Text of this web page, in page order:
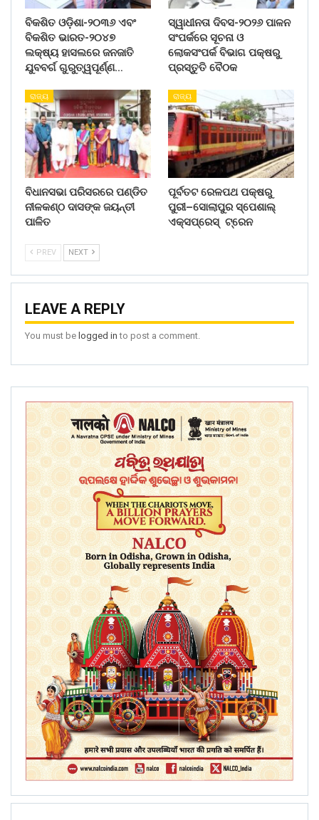
ବିକଶିତ ଓଡ଼ିଶା-୨୦୩୬ ଏବଂ
ବିକଶିତ ଭାରତ-୨୦୪୭
ଲକ୍ଷ୍ୟ ହାସଲରେ ଜନଜାତି
ଯୁବବର୍ଗ ଗୁରୁତ୍ୱପୂର୍ଣ୍ଣ…
ସ୍ୱାଧୀନତା ଦିବସ-୨୦୨୬ ପାଳନ
ସଂପର୍କରେ ସୂଚନା ଓ
ଲୋକସଂପର୍କ ବିଭାଗ ପକ୍ଷରୁ
ପ୍ରସ୍ତୁତି ବୈଠକ
ରାଜ୍ୟ
ବିଧାନସଭା ପରିସରରେ ପଣ୍ଡିତ
ନୀଳକଣ୍ଠ ଦାସଙ୍କ ଜୟନ୍ତୀ
ପାଳିତ
ରାଜ୍ୟ
ପୂର୍ବତଟ ରେଳପଥ ପକ୍ଷରୁ
ପୁରୀ–ସୋଲାପୁର ସ୍ପେଶାଲ୍
ଏକ୍ସପ୍ରେସ୍ ଟ୍ରେନ
PREV NEXT
LEAVE A REPLY
You must be logged in to post a comment.